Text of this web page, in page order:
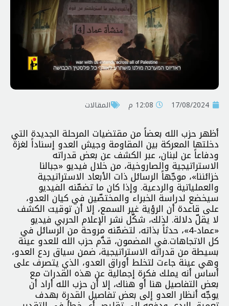
17/08/2024 12:08 م المقالات
أظهر حزب الله بعضاً من مقتضيات المرحلة الجديدة التي
دخلتها المعركة بين المقاومة وجيش العدو إسناداً لغزة
ودفاعاً عن لبنان، عبر الكشف عن بعض قدراته
الاستراتيجية والصاروخية، من خلال فيديو «جبالنا
خزائننا»، موجّهاً الرسائل ذات الأبعاد الاستراتيجية
والعملياتية والردعية. وإذا كان ما تضمّنه الفيديو
سيخضع لدراسة الخبراء والمختصّين في كيان العدو،
على قاعدة أن الرؤية غير السمع، إلا أن توقيت الكشف
لا يقلّ دلالة. لذلك، شكّل نشر الإعلام الحربي فيديو
«عماد-4»، حدثاً بذاته، لتضمّنه مروحة من الرسائل في
كل الاتجاهات.في المضمون، قدَّم حزب الله للعدو عينة
بسيطة من قدراته الاستراتيجية، ضمن سياق ردع العدو،
وهي عينة جاءت لتخلط أوراق العدو، الذي يتصرف على
أساس أنه يملك فكرة إجمالية عن هذه القدرات مع
بعض التفاصيل هنا أو هناك، إلا أن حزب الله أراد أن
يوجّه أنظار العدو إلى بعض تفاصيل القدرة بهدف